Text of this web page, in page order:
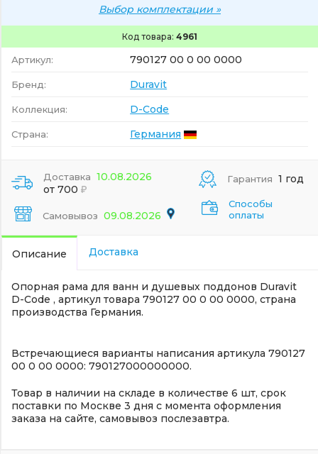
Код товара: 4961
Артикул: 790127 00 0 00 0000
Бренд: Duravit
Коллекция: D-Code
Страна: Германия
Выбор комплектации »
Доставка 10.08.2026
от 700
Самовывоз 09.08.2026
Гарантия 1 год
Способы
оплаты
Описание Доставка
Опорная рама для ванн и душевых поддонов Duravit
D-Code , артикул товара 790127 00 0 00 0000, страна
производства Германия.
Встречающиеся варианты написания артикула 790127
00 0 00 0000: 790127000000000.
Товар в наличии на складе в количестве 6 шт, срок
поставки по Москве 3 дня с момента оформления
заказа на сайте, самовывоз послезавтра.